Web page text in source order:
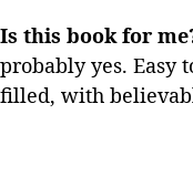
Is this book for
probably yes. Easy
filled, with